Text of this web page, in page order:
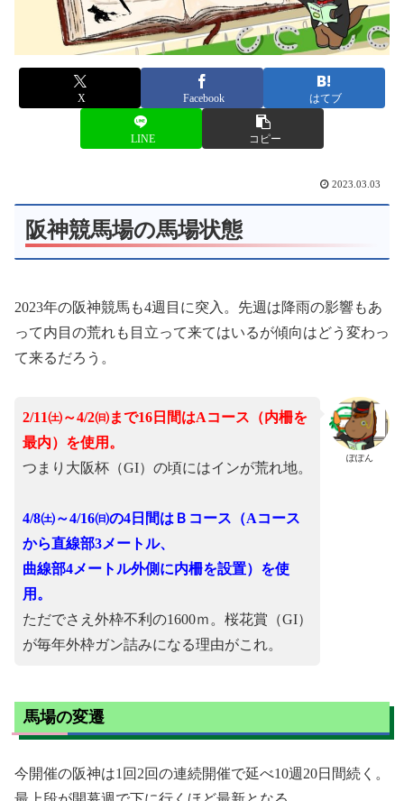
X Facebook はてブ
LINE コピー
2023.03.03
阪神競馬場の馬場状態
2023年の阪神競馬も4週目に突入。先週は降雨の影響もあ
って内目の荒れも目立って来てはいるが傾向はどう変わっ
て来るだろう。
ぽぽん
2/11㈯～4/2㈰まで16日間はAコース（内柵を
最内）を使用。
つまり大阪杯（GI）の頃にはインが荒れ地。
4/8㈯～4/16㈰の4日間はＢコース（Aコース
から直線部3メートル、
曲線部4メートル外側に内柵を設置）を使
用。
ただでさえ外枠不利の1600ｍ。桜花賞（GI）
が毎年外枠ガン詰みになる理由がこれ。
馬場の変遷
今開催の阪神は1回2回の連続開催で延べ10週20日間続く。